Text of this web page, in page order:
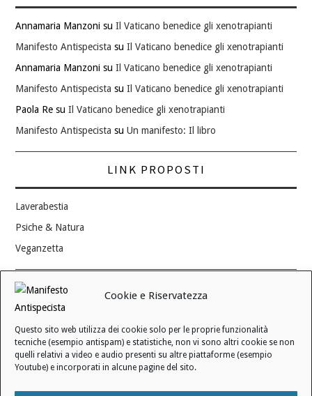
Cookie e Riservatezza
Questo sito web utilizza dei cookie solo per le proprie funzionalità
tecniche (esempio antispam) e statistiche, non vi sono altri cookie se non
quelli relativi a video e audio presenti su altre piattaforme (esempio
Youtube) e incorporati in alcune pagine del sito.
Annamaria Manzoni suIl Vaticano benedice gli xenotrapianti
Manifesto Antispecista suIl Vaticano benedice gli xenotrapianti
Annamaria Manzoni suIl Vaticano benedice gli xenotrapianti
Manifesto Antispecista suIl Vaticano benedice gli xenotrapianti
Paola Re suIl Vaticano benedice gli xenotrapianti
Manifesto Antispecista suUn manifesto: Il libro
LINK PROPOSTI
Laverabestia
Psiche & Natura
Veganzetta
Modifica consenso ai cookie
REVOCA IL TUO CONSENSO
Stato attuale: Negato